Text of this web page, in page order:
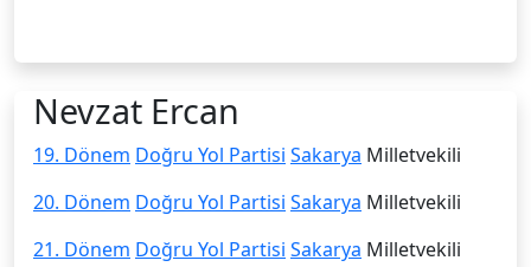
Nevzat Ercan
19. Dönem Doğru Yol Partisi Sakarya Milletvekili
20. Dönem Doğru Yol Partisi Sakarya Milletvekili
21. Dönem Doğru Yol Partisi Sakarya Milletvekili